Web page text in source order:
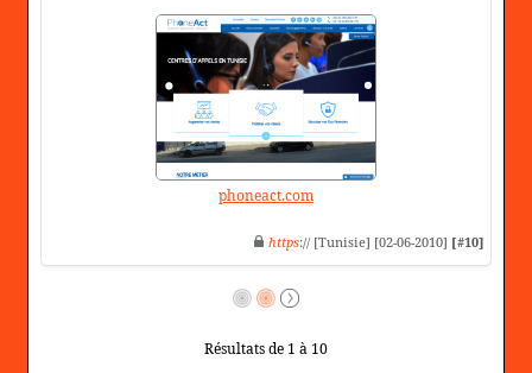
phoneact.com
https:// [Tunisie] [02-06-2010] [#10]
Résultats de 1 à 10